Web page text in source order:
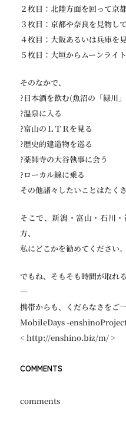
２枚目：北陸方面を回って京
３枚目：京都や奈良を見物し
４枚目：大阪あるいは兵庫を
５枚目：大垣からムーンライ
そのなかで、
?日本酒を飲む(魚沼の「緑川
?温泉に入る
?富山のＬＴＲを見る
?歴史的建造物を巡る
?薬師寺の大谷執事に会う
?ローカル線に乗る
その他諸々したいことはたくさ
そこで、新潟・富山・石川
方、
私にどこかを勧めてください。
でもね、そもそも時間が取れ
—
携帯からも、くだらなさをご
MobileDays -
< http://enshino.biz/m/ >
COMMENTS
comments